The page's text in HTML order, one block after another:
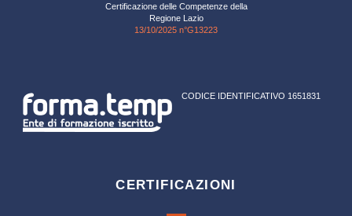
Certificazione delle Competenze della
Regione Lazio
13/10/2025 n°G13223
CODICE IDENTIFICATIVO 1651831
CERTIFICAZIONI